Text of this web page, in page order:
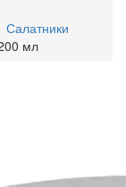
Салатники
мл